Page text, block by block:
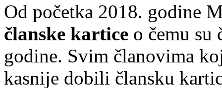
Od početka 2018. godine
članske kartice o čemu su
godine. Svim članovima
kasnije dobili člansku